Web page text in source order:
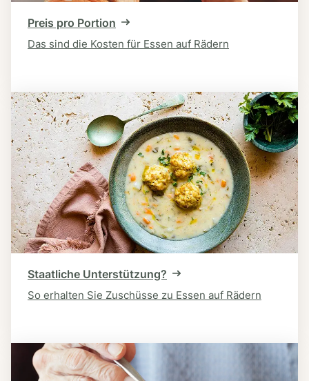
Preis pro Portion
Das sind die Kosten für Essen auf Rädern
Staatliche Unterstützung?
So erhalten Sie Zuschüsse zu Essen auf Rädern